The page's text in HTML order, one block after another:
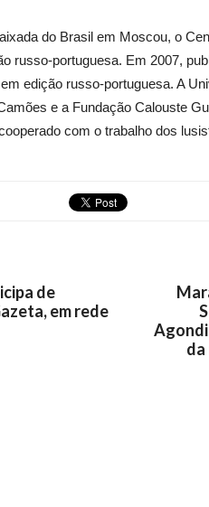
do Brasil em Moscou, o
russo-portuguesa. Em 2007,
edição russo-portuguesa. A
e a Fundação Calouste
com o trabalho dos
de
em rede
da